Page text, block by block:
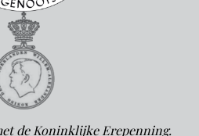
de Koninklijke Erepenning.